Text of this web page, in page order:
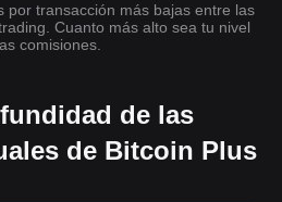
por transacción más bajas entre las
Cuanto más alto sea tu nivel
comisiones.
de las
de Bitcoin Plus